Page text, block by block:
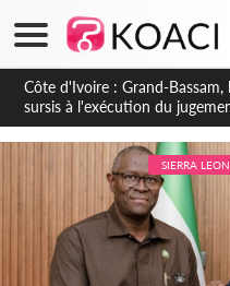
Côte d'Ivoire : Indépendance
Hôma Viviane Manissan
PND 2026-2030
SIERRA